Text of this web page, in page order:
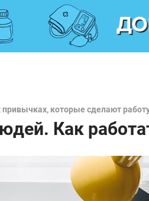
привычках, которые сделают
Как